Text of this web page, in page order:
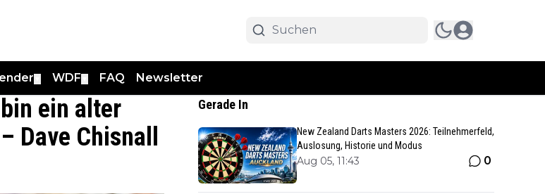
WDF FAQ Newsletter
ein alter
Dave Chisnall
Gerade In
New Zealand Darts Masters 2026: Teilnehmerfeld,
Auslosung, Historie und Modus
Aug 05, 11:43 0